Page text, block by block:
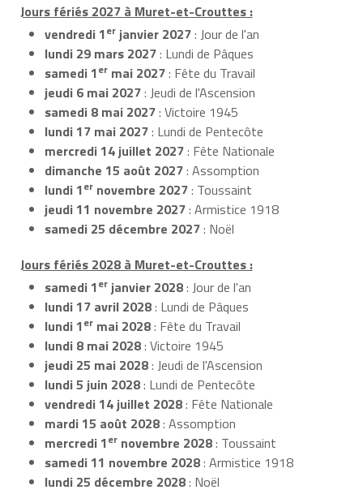
Jours fériés 2027 à Muret-et-Crouttes :
vendredi 1er janvier 2027: Jour de l'an
lundi 29 mars 2027: Lundi de Pâques
samedi 1er mai 2027: Fête du Travail
jeudi 6 mai 2027: Jeudi de l'Ascension
samedi 8 mai 2027: Victoire 1945
lundi 17 mai 2027: Lundi de Pentecôte
mercredi 14 juillet 2027: Fête Nationale
dimanche 15 août 2027: Assomption
lundi 1er novembre 2027: Toussaint
jeudi 11 novembre 2027: Armistice 1918
samedi 25 décembre 2027: Noël
Jours fériés 2028 à Muret-et-Crouttes :
samedi 1er janvier 2028: Jour de l'an
lundi 17 avril 2028: Lundi de Pâques
lundi 1er mai 2028: Fête du Travail
lundi 8 mai 2028: Victoire 1945
jeudi 25 mai 2028: Jeudi de l'Ascension
lundi 5 juin 2028: Lundi de Pentecôte
vendredi 14 juillet 2028: Fête Nationale
mardi 15 août 2028: Assomption
mercredi 1er novembre 2028: Toussaint
samedi 11 novembre 2028: Armistice 1918
lundi 25 décembre 2028: Noël